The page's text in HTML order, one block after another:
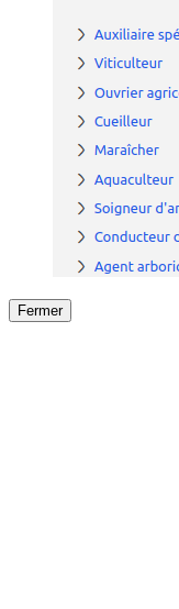
Fermer